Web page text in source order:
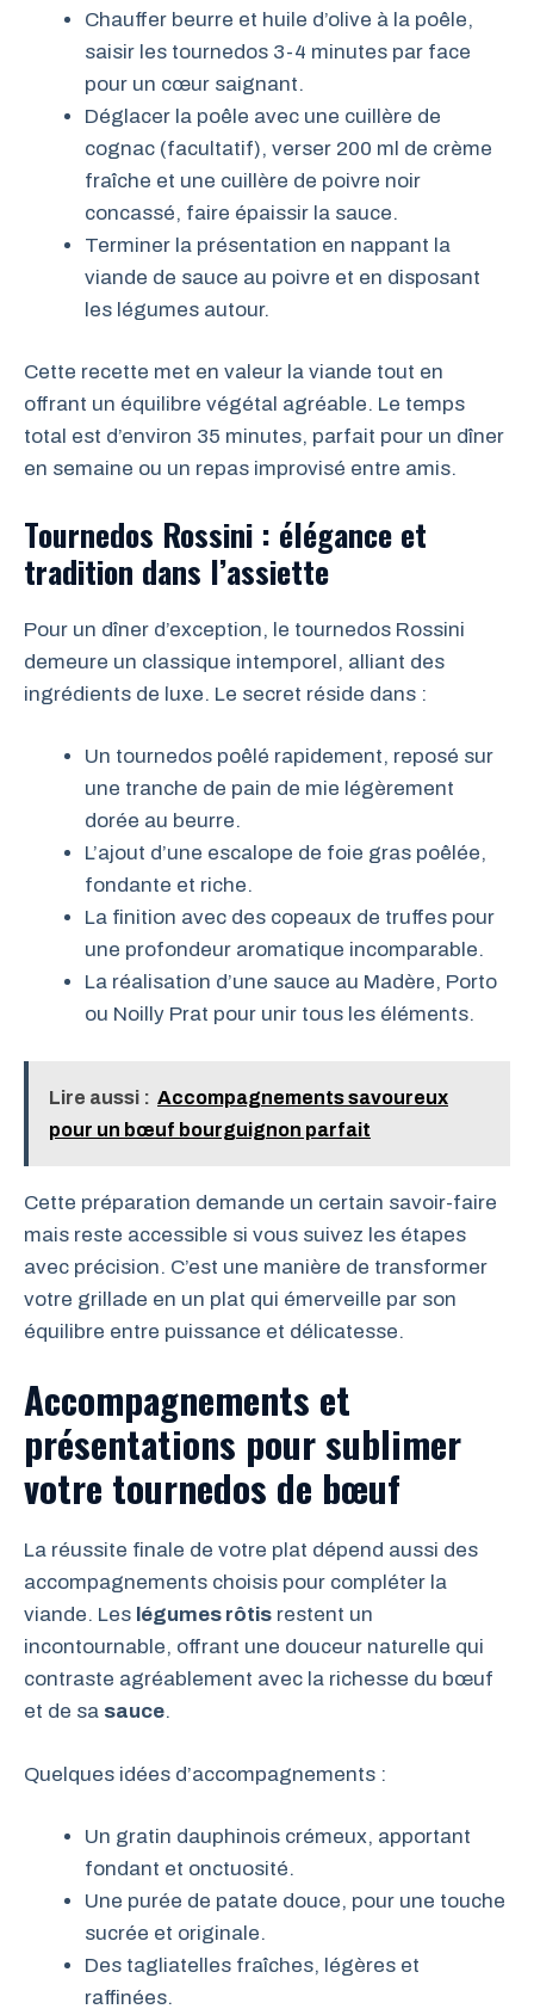
Chauffer beurre et huile d’olive à la poêle,
saisir les tournedos 3-4 minutes par face
pour un cœur saignant.
Déglacer la poêle avec une cuillère de
cognac (facultatif), verser 200 ml de crème
fraîche et une cuillère de poivre noir
concassé, faire épaissir la sauce.
Terminer la présentation en nappant la
viande de sauce au poivre et en disposant
les légumes autour.
Cette recette met en valeur la viande tout en
offrant un équilibre végétal agréable. Le temps
total est d’environ 35 minutes, parfait pour un dîner
en semaine ou un repas improvisé entre amis.
Tournedos Rossini : élégance et
tradition dans l’assiette
Pour un dîner d’exception, le tournedos Rossini
demeure un classique intemporel, alliant des
ingrédients de luxe. Le secret réside dans :
Un tournedos poêlé rapidement, reposé sur
une tranche de pain de mie légèrement
dorée au beurre.
L’ajout d’une escalope de foie gras poêlée,
fondante et riche.
La finition avec des copeaux de truffes pour
une profondeur aromatique incomparable.
La réalisation d’une sauce au Madère, Porto
ou Noilly Prat pour unir tous les éléments.
Lire aussi : Accompagnements savoureux
pour un bœuf bourguignon parfait
Cette préparation demande un certain savoir-faire
mais reste accessible si vous suivez les étapes
avec précision. C’est une manière de transformer
votre grillade en un plat qui émerveille par son
équilibre entre puissance et délicatesse.
Accompagnements et
présentations pour sublimer
votre tournedos de bœuf
La réussite finale de votre plat dépend aussi des
accompagnements choisis pour compléter la
viande. Les légumes rôtis restent un
incontournable, offrant une douceur naturelle qui
contraste agréablement avec la richesse du bœuf
et de sa sauce.
Quelques idées d’accompagnements :
Un gratin dauphinois crémeux, apportant
fondant et onctuosité.
Une purée de patate douce, pour une touche
sucrée et originale.
Des tagliatelles fraîches, légères et
raffinées.